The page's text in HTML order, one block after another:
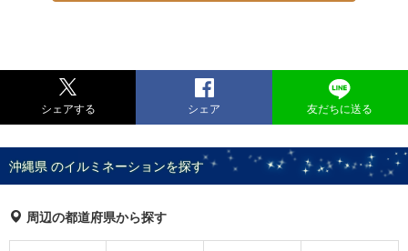
シェアする シェア 友だちに送る
沖縄県 のイルミネーションを探す
周辺の都道府県から探す